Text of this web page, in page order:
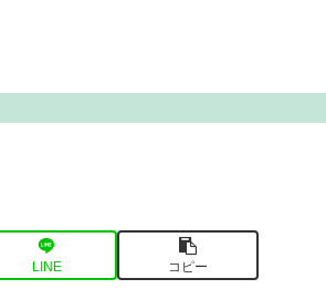
LINE コピー